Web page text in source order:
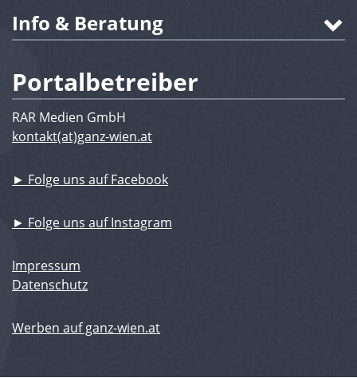
Info & Beratung
Portalbetreiber
RAR Medien GmbH
kontakt(at)ganz-wien.at
► Folge uns auf Facebook
► Folge uns auf Instagram
Impressum
Datenschutz
Werben auf ganz-wien.at